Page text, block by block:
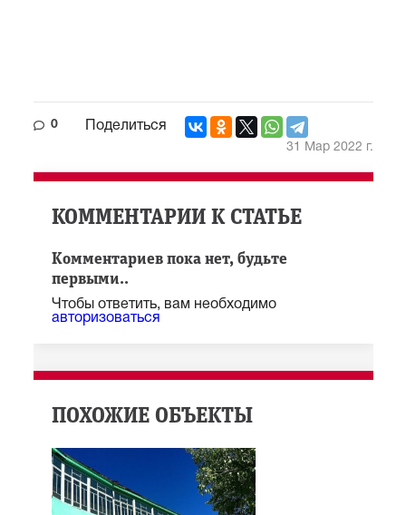
0 Поделиться
31 Мар 2022 г.
КОММЕНТАРИИ К СТАТЬЕ
Комментариев пока нет, будьте
первыми..
Чтобы ответить, вам необходимо
авторизоваться
ПОХОЖИЕ ОБЪЕКТЫ